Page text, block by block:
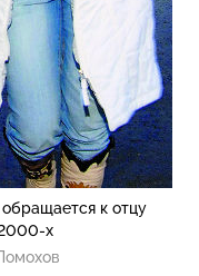
к отцу
х